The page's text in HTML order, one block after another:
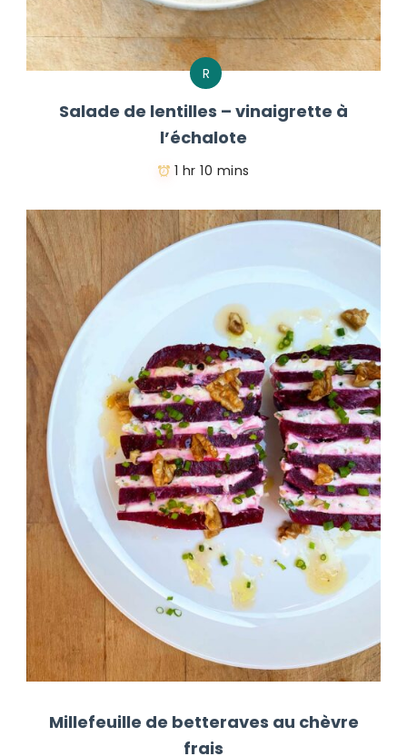
R
Salade de lentilles – vinaigrette à
l’échalote
1 hr 10 mins
Millefeuille de betteraves au chèvre
frais